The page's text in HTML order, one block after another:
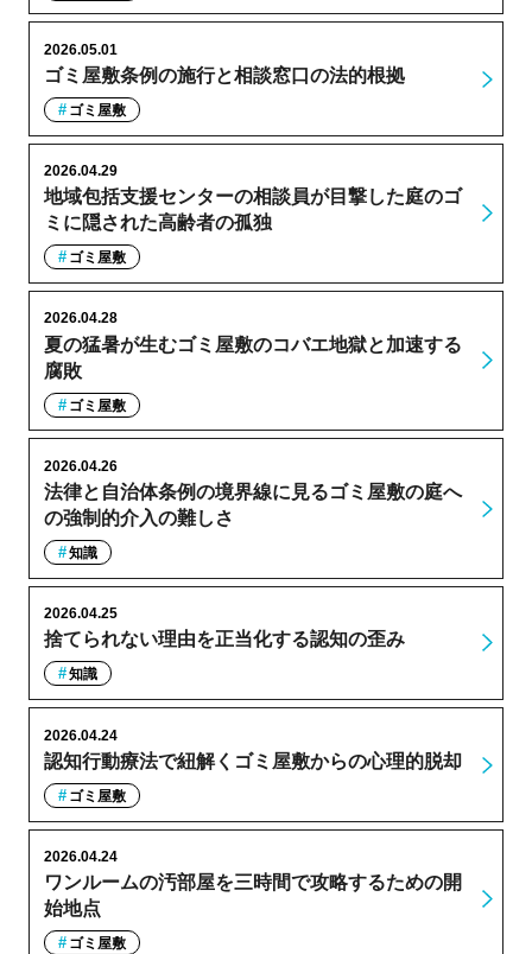
ゴミ屋敷条例の施行と相談窓口の法的根拠
2026.05.01
ゴミ屋敷
地域包括支援センターの相談員が目撃した庭のゴ
ミに隠された高齢者の孤独
2026.04.29
ゴミ屋敷
夏の猛暑が生むゴミ屋敷のコバエ地獄と加速する
腐敗
2026.04.28
ゴミ屋敷
法律と自治体条例の境界線に見るゴミ屋敷の庭へ
の強制的介入の難しさ
2026.04.26
知識
捨てられない理由を正当化する認知の歪み
2026.04.25
知識
認知行動療法で紐解くゴミ屋敷からの心理的脱却
2026.04.24
ゴミ屋敷
ワンルームの汚部屋を三時間で攻略するための開
始地点
2026.04.24
ゴミ屋敷